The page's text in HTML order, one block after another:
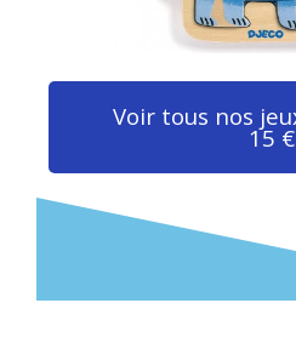
Voir tous nos
15 €